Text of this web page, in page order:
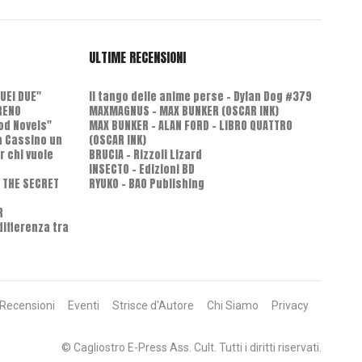
DUE"
Novels"
Cassino un
chi vuole
SECRET
tra
ULTIME RECENSIONI
Il tango delle anime perse - Dylan Dog #379
MAXMAGNUS – MAX BUNKER (OSCAR INK)
MAX BUNKER – ALAN FORD – LIBRO QUATTRO
(OSCAR INK)
BRUCIA - Rizzoli Lizard
INSECTO - Edizioni BD
RYUKO - BAO Publishing
Recensioni Eventi Strisce d'Autore Chi Siamo Privacy
© Cagliostro E-Press Ass. Cult. Tutti i diritti riservati.